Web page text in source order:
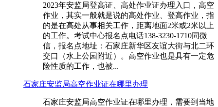
2023年安监局登高证、高处作业证办理入口，高空
作业，其实一般就是说的高处作业、登高作业，指
的是在高处从事相关工作，距离地面2米或2米以上
的工作。考试中心报名点电话138-3230-1710同微
信，报名点地址：石家庄新华区友谊大街与北二环
交口（水上公园附近）。高空作业也是具有一定危
险性质的工作，也被...
石家庄安监局高空作业证在哪里办理
石家庄安监局高空作业证在哪里办理，需要到当地